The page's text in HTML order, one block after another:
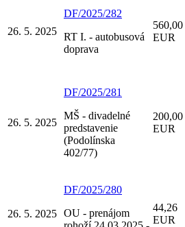
26. 5. 2025
DF/2025/282
RT I. - autobusová
doprava
560,00
EUR
26. 5. 2025
DF/2025/281
MŠ - divadelné
predstavenie
(Podolínska
402/77)
200,00
EUR
26. 5. 2025
DF/2025/280
OU - prenájom
44,26
EUR